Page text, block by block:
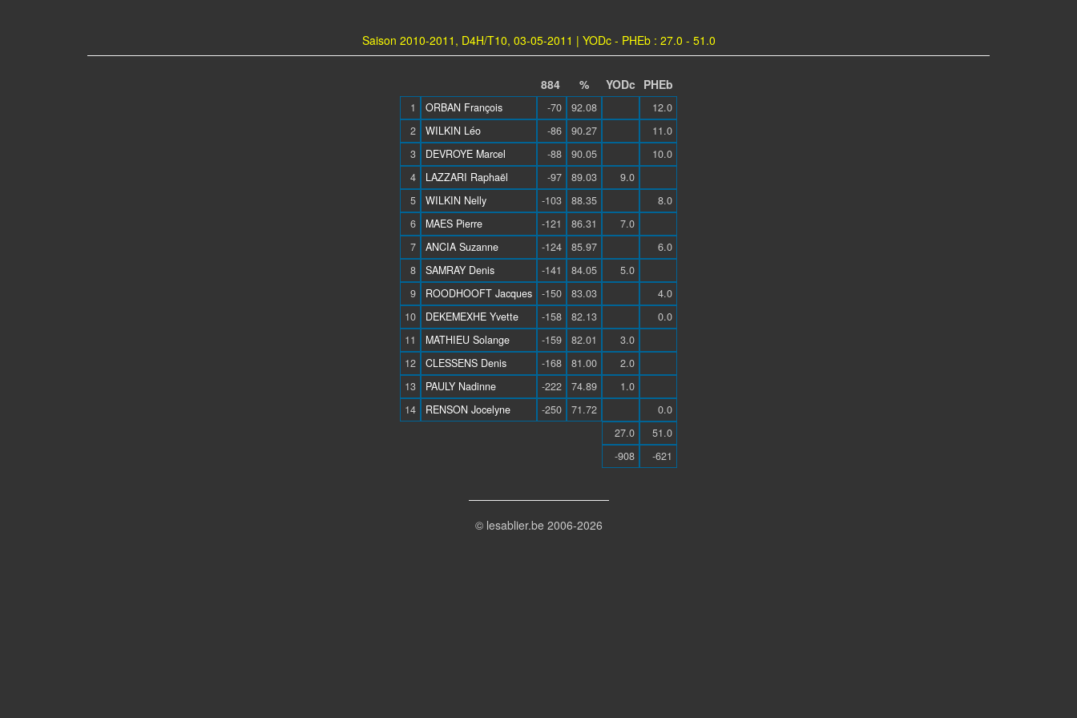
Saison 2010-2011, D4H/T10, 03-05-2011 | YODc - PHEb : 27.0 - 51.0
884 % YODc PHEb
1 ORBAN François -70 92.08
12.0
2
WILKIN Léo -86 90.27
11.0
3
DEVROYE Marcel -88 90.05
10.0
4
LAZZARI Raphaël -97 89.03
9.0
5
WILKIN Nelly -103 88.35
8.0
6
MAES Pierre -121 86.31
7.0
7
ANCIA Suzanne -124 85.97
6.0
8
SAMRAY Denis -141 84.05
5.0
9
ROODHOOFT Jacques -150 83.03
4.0
10
DEKEMEXHE Yvette -158 82.13
0.0
11
MATHIEU Solange -159 82.01
3.0
12
CLESSENS Denis -168 81.00
2.0
13
PAULY Nadinne -222 74.89
1.0
14
RENSON Jocelyne -250 71.72
0.0
27.0
51.0
-908
-621
© lesablier.be 2006-2026